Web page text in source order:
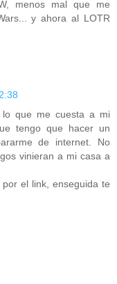
menos mal que me
y ahora al LOTR
que me cuesta a mi
tengo que hacer un
de internet. No
vinieran a mi casa a
el link, enseguida te